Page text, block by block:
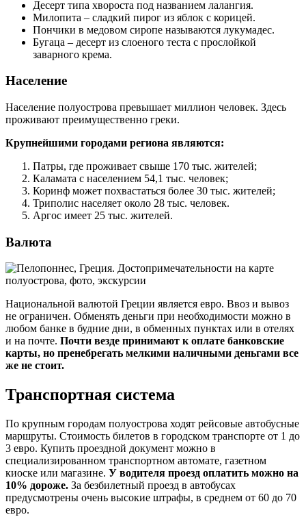
Десерт типа хвороста под названием лалангия.
Милопита – сладкий пирог из яблок с корицей.
Пончики в медовом сиропе называются лукумадес.
Бугаца – десерт из слоеного теста с прослойкой
заварного крема.
Население
Население полуострова превышает миллион человек. Здесь
проживают преимущественно греки.
Крупнейшими городами региона являются:
Патры, где проживает свыше 170 тыс. жителей;
Каламата с населением 54,1 тыс. человек;
Коринф может похвастаться более 30 тыс. жителей;
Триполис населяет около 28 тыс. человек.
Аргос имеет 25 тыс. жителей.
Валюта
Национальной валютой Греции является евро. Ввоз и вывоз
не ограничен. Обменять деньги при необходимости можно в
любом банке в будние дни, в обменных пунктах или в отелях
и на почте. Почти везде принимают к оплате банковские
карты, но пренебрегать мелкими наличными деньгами все
же не стоит.
Транспортная система
По крупным городам полуострова ходят рейсовые автобусные
маршруты. Стоимость билетов в городском транспорте от 1 до
3 евро. Купить проездной документ можно в
специализированном транспортном автомате, газетном
киоске или магазине. У водителя проезд оплатить можно на
10% дороже. За безбилетный проезд в автобусах
предусмотрены очень высокие штрафы, в среднем от 60 до 70
евро.